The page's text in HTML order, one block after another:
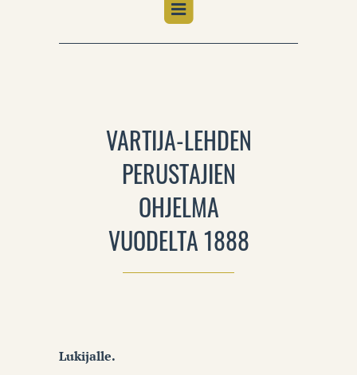
VARTIJA-LEHDEN
PERUSTAJIEN
OHJELMA
VUODELTA 1888
Lukijalle.